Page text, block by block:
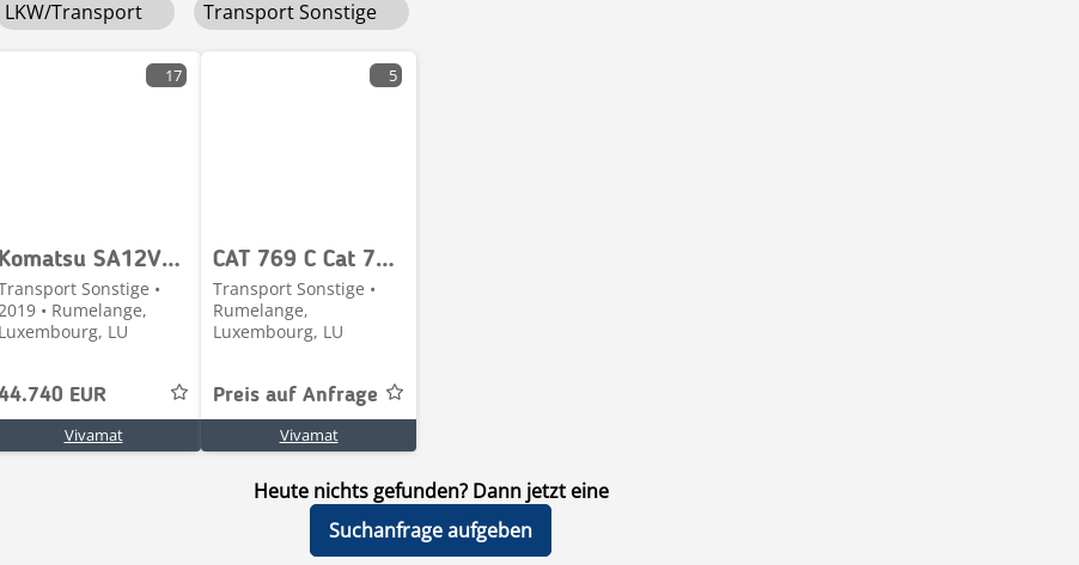
LKW/Transport Transport Sonstige
17
Komatsu SA12V140
Sonstige •
• Rumelange,
Luxembourg, LU
EUR
Vivamat
5
CAT 769 C Cat 771D and Cat 773B pour piece / for p
Transport Sonstige •
Rumelange,
Luxembourg, LU
Preis auf Anfrage
Vivamat
Heute nichts gefunden? Dann jetzt eine
Suchanfrage aufgeben